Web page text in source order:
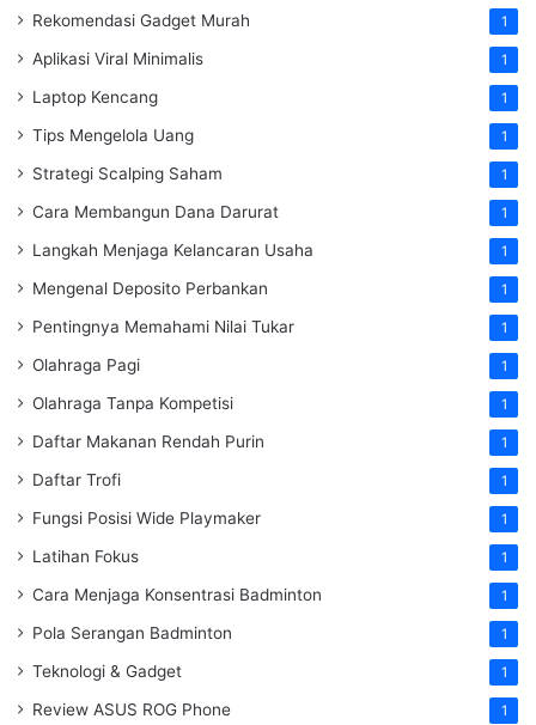
Rekomendasi Gadget Murah 1
Aplikasi Viral Minimalis 1
Laptop Kencang 1
Tips Mengelola Uang 1
Strategi Scalping Saham 1
Cara Membangun Dana Darurat 1
Langkah Menjaga Kelancaran Usaha 1
Mengenal Deposito Perbankan 1
Pentingnya Memahami Nilai Tukar 1
Olahraga Pagi 1
Olahraga Tanpa Kompetisi 1
Daftar Makanan Rendah Purin 1
Daftar Trofi 1
Fungsi Posisi Wide Playmaker 1
Latihan Fokus 1
Cara Menjaga Konsentrasi Badminton 1
Pola Serangan Badminton 1
Teknologi & Gadget 1
Review ASUS ROG Phone 1